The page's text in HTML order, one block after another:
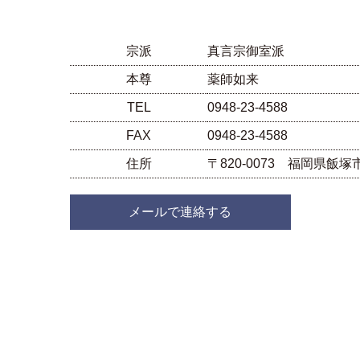
宗派 真言宗御室派
本尊 薬師如来
TEL 0948-23-4588
FAX 0948-23-4588
住所 〒820-0073 福岡県飯塚
メールで連絡する